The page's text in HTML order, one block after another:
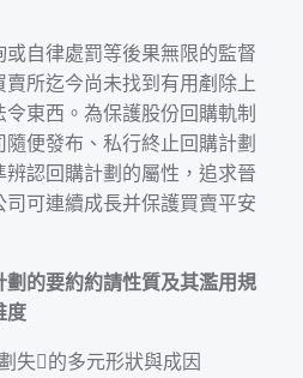
自律處罰等後果無限的監督
所迄今尚未找到有用剷除上
東西。為保護股份回購軌制
便發布、私行終止回購計劃
認回購計劃的屬性，追求晉
可連續成長并保護買賣平安
的要約約請性質及其濫用規
度
失的多元形狀與成因